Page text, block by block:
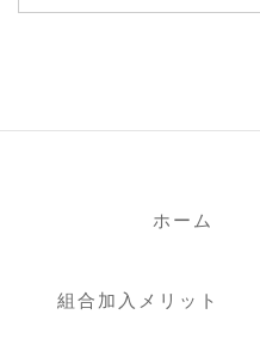
ホーム
組合加入メリット